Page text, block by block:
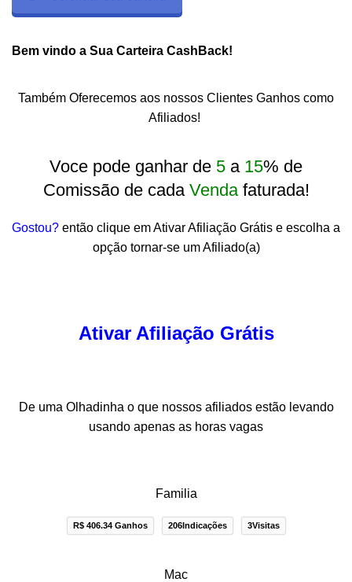
Bem vindo a Sua Carteira CashBack!
Também Oferecemos aos nossos Clientes Ganhos como
Afiliados!
Voce pode ganhar de 5 a 15% de
Comissão de cada Vendafaturada!
Gostou? então clique em Ativar Afiliação Grátis e escolha a
opção tornar-se um Afiliado(a)
Ativar Afiliação Grátis
De uma Olhadinha o que nossos afiliados estão levando
usando apenas as horas vagas
Familia
R$ 406.34 Ganhos 206Indicações 3Visitas
Mac